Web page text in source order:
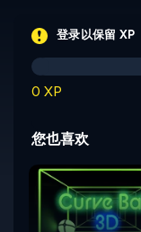
登录以保留 XP
0 XP
您也喜欢